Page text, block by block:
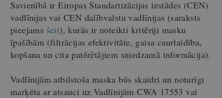
Savienībā ir Eiropas Standartizācijas iestādes (CEN)
vadlīnijas vai CEN dalībvalstu vadlīnijas (saraksts
pieejams šeit), kurās ir noteikti kritēriji masku
īpašībām (filtrācijas efektivitāte, gaisa caurlaidība,
kopšana un cita patērētājiem sniedzamā informācija).
Vadlīnijām atbilstoša maska būs skaidri un noturīgi
marķēta ar atsauci uz Vadlīnijām CWA 17553 vai